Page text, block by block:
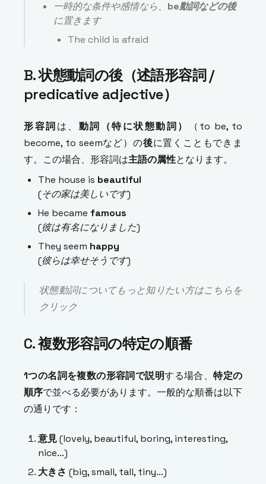
一時的な条件や感情なら、 be動詞などの後
に置きます
The child is afraid
B. 状態動詞の後（述語形容詞 /
predicative adjective）
形容詞は、 動詞（特に状態動詞）
（to be, to
become, to seemなど）の後に置くこともできま
す。この場合、形容詞は主語の属性となります。
The house is beautiful
(その家は美しいです)
He became famous
(彼は有名になりました)
They seem happy
(彼らは幸せそうです)
状態動詞についてもっと知りたい方はこちらを
クリック
C. 複数形容詞の特定の順番
1つの名詞を複数の形容詞で説明する場合、特定の
順序で並べる必要があります。一般的な順番は以下
の通りです：
意見(lovely, beautiful, boring, interesting,
nice...)
大きさ (big, small, tall, tiny...)